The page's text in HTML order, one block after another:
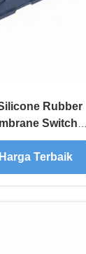
Rubber
Switch
Perekat 3M
Terbaik